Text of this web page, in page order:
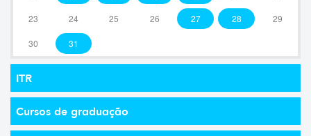
23 24 25 26 27 28 29
30 31
ITR
Cursos de graduação